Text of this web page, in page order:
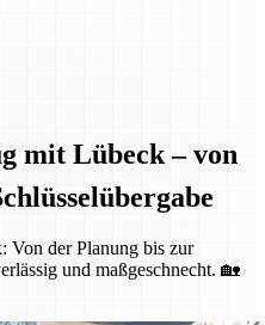
mit Lübeck – von
Von der Planung bis zur
und maßgeschnecht. 🏡